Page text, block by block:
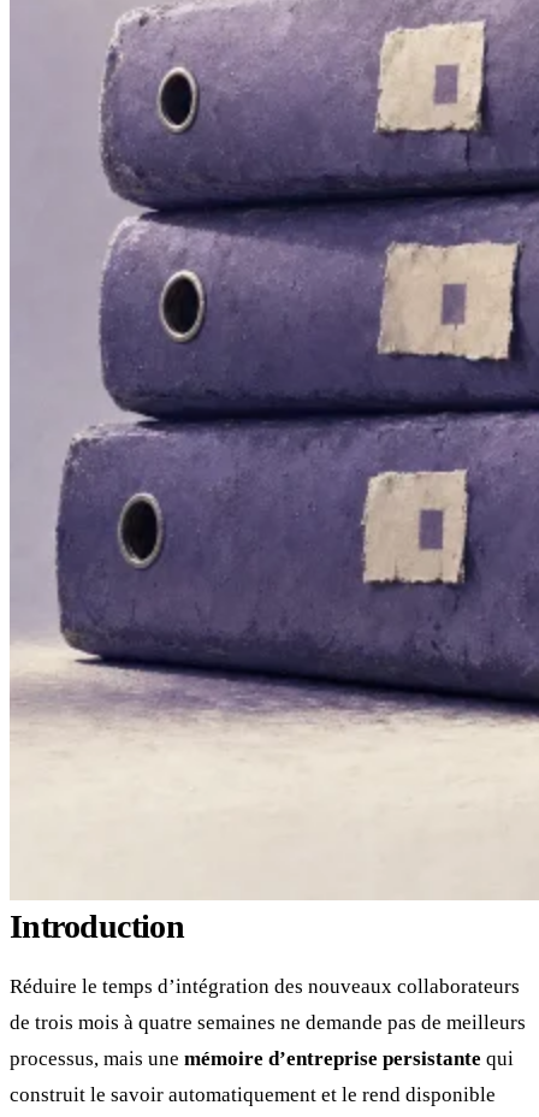
Introduction
Réduire le temps d’intégration des nouveaux collaborateurs
de trois mois à quatre semaines ne demande pas de meilleurs
processus, mais une mémoire d’entreprise persistante qui
construit le savoir automatiquement et le rend disponible